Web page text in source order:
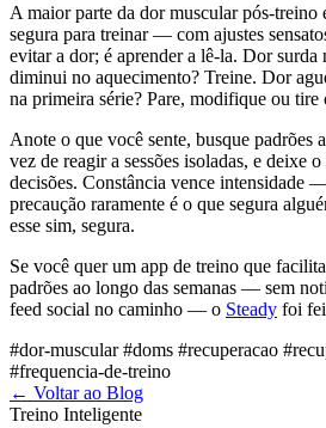
A maior parte da dor muscular pós-treino
segura para treinar — com ajustes
evitar a dor; é aprender a lê-la. Dor surda
diminui no aquecimento? Treine. Dor
na primeira série? Pare, modifique ou tire
Anote o que você sente, busque padrões
vez de reagir a sessões isoladas, e deixe
decisões. Constância vence intensidade
precaução raramente é o que segura
esse sim, segura.
Se você quer um app de treino que
padrões ao longo das semanas — sem
feed social no caminho — o Steady foi
#dor-muscular#doms #recuperacao
#frequencia-de-treino
← Voltar ao Blog
Treino Inteligente